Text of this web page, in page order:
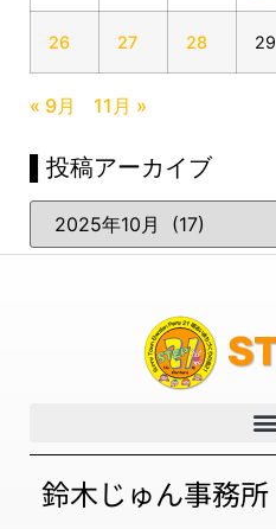
26 27 28 29
« 9月 11月 »
▌投稿アーカイブ
鈴木じゅん事務所